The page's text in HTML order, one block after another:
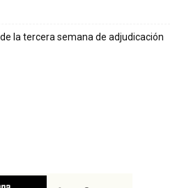
la tercera semana de adjudicación